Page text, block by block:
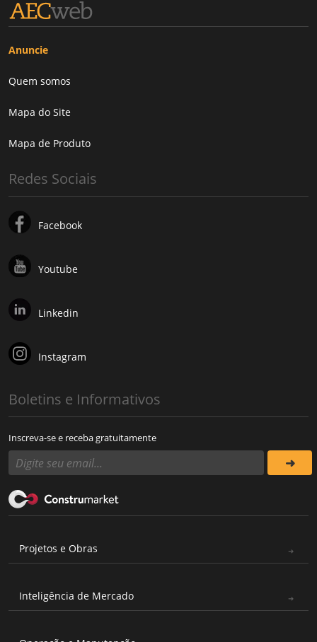
Anuncie
Quem somos
Mapa do Site
Mapa de Produto
Redes Sociais
Facebook
Youtube
Linkedin
Instagram
Boletins e Informativos
Inscreva-se e receba gratuitamente
Projetos e Obras
Inteligência de Mercado